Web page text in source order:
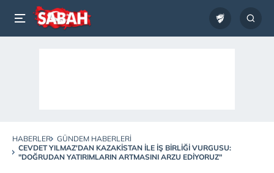
HABERLER
GÜNDEM HABERLERI
CEVDET YILMAZ'DAN KAZAKISTAN ILE IŞ BIRLIĞI VURGUSU:
"DOĞRUDAN YATIRIMLARIN ARTMASINI ARZU EDIYORUZ"